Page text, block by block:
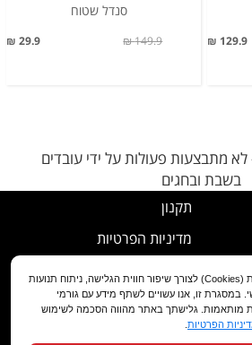
129.9 ₪
סנדל שטוח
29.9 ₪ 149.9 ₪
מתבצעות פעולות על ידי עובדים
בשבת ובחגים
תקנון
מדיניות הפרטיות
נוהל ביטול עסקה
מדיניות החלפה/החזרה/ביטול
הצהרת נגישות
באתר זה נעשה שימוש בעוגיות (Cookies) לצורך שיפור חווית הגלישה, ניתוח תנועות
זו, אנו עשויים לשתף מידע עם גורמי
מותאמות. גלישתך באתר מהווה הסכמה לשימוש
הפרטיות